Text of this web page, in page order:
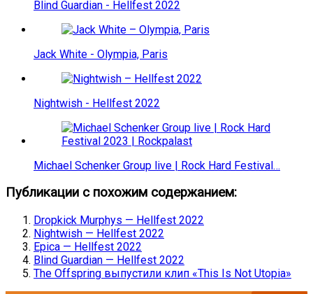
Blind Guardian - Hellfest 2022
Jack White - Olympia, Paris
Nightwish - Hellfest 2022
Michael Schenker Group live | Rock Hard Festival…
Публикации с похожим содержанием:
Dropkick Murphys — Hellfest 2022
Nightwish — Hellfest 2022
Epica — Hellfest 2022
Blind Guardian — Hellfest 2022
The Offspring выпустили клип «This Is Not Utopia»